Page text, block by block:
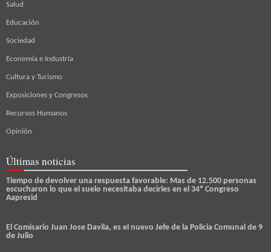
Salud
Educación
Sociedad
Economía e Industria
Cultura y Turismo
Exposiciones y Congresos
Recursos Humanos
Opinión
Últimas noticias
Tiempo de devolver una respuesta favorable: Mas de 12.500 personas
escucharon lo que el suelo necesitaba decirles en el 34º Congreso
Aapresid
El Comisario Juan Jose Davila, es el nuevo Jefe de la Policia Comunal de 9
de Julio